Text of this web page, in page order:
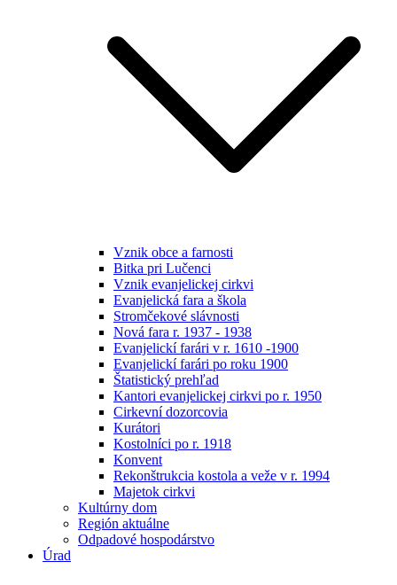
Vznik obce a farnosti
Bitka pri Lučenci
Vznik evanjelickej cirkvi
Evanjelická fara a škola
Stromčekové slávnosti
Nová fara r. 1937 - 1938
Evanjelickí farári v r. 1610 -1900
Evanjelickí farári po roku 1900
Štatistický prehľad
Kantori evanjelickej cirkvi po r. 1950
Cirkevní dozorcovia
Kurátori
Kostolníci po r. 1918
Konvent
Rekonštrukcia kostola a veže v r. 1994
Majetok cirkvi
Kultúrny dom
Región aktuálne
Odpadové hospodárstvo
Úrad